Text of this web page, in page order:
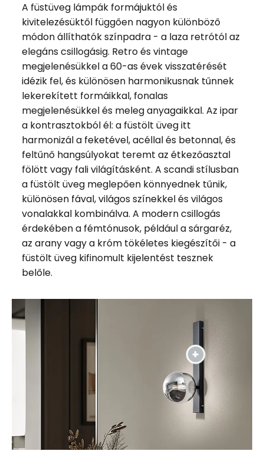
A füstüveg lámpák formájuktól és
kivitelezésüktől függően nagyon különböző
módon állíthatók színpadra - a laza retrótól az
elegáns csillogásig. Retro és vintage
megjelenésükkel a 60-as évek visszatérését
idézik fel, és különösen harmonikusnak tűnnek
lekerekített formáikkal, fonalas
megjelenésükkel és meleg anyagaikkal. Az ipar
a kontrasztokból él: a füstölt üveg itt
harmonizál a feketével, acéllal és betonnal, és
feltűnő hangsúlyokat teremt az étkezőasztal
fölött vagy fali világításként. A scandi stílusban
a füstölt üveg meglepően könnyednek tűnik,
különösen fával, világos színekkel és világos
vonalakkal kombinálva. A modern csillogás
érdekében a fémtónusok, például a sárgaréz,
az arany vagy a króm tökéletes kiegészítői - a
füstölt üveg kifinomult kijelentést tesznek
belőle.